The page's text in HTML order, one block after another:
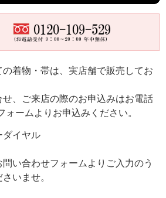
着物・帯は、実店舗で販売してお
、ご来店の際のお申込みはお電話
ォームよりお申込みください。
ダイヤル
い合わせフォームよりご入力のう
いませ。